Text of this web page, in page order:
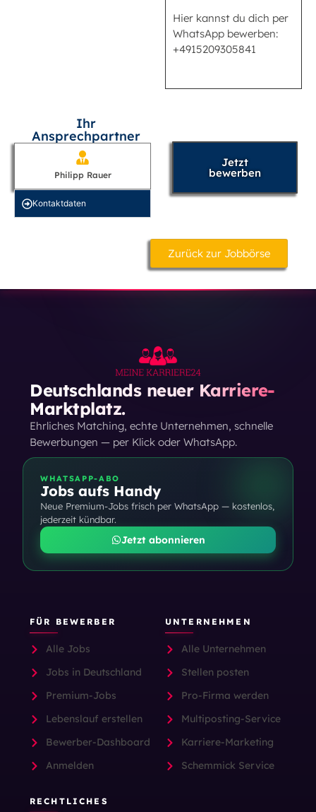
Hier kannst du dich per
WhatsApp bewerben:
+4915209305841
Ihr
Ansprechpartner
Philipp Rauer
Kontakt­daten
Jetzt
bewerben
Zurück zur Jobbörse
Deutschlands neuer Karriere-
Marktplatz.
Ehrliches Matching, echte Unternehmen, schnelle
Bewerbungen — per Klick oder WhatsApp.
WHATSAPP-ABO
Jobs aufs Handy
Neue Premium-Jobs frisch per WhatsApp — kostenlos,
jederzeit kündbar.
Jetzt abonnieren
FÜR BEWERBER
Alle Jobs
Jobs in Deutschland
Premium-Jobs
Lebenslauf erstellen
Bewerber-Dashboard
Anmelden
UNTERNEHMEN
Alle Unternehmen
Stellen posten
Pro-Firma werden
Multiposting-Service
Karriere-Marketing
Schemmick Service
RECHTLICHES